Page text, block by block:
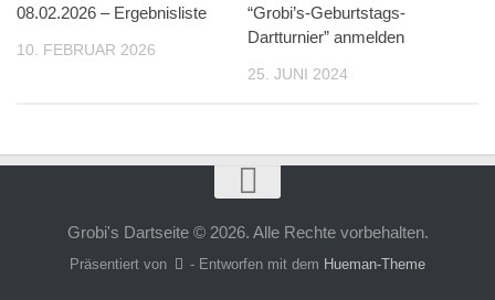
08.02.2026 – Ergebnisliste
10. FEBRUAR 2026
“Grobi’s-Geburtstags-
Dartturnier” anmelden
25. JUNI 2024
Grobi's Dartseite © 2026. Alle Rechte vorbehalten.
Präsentiert von - Entworfen mit dem Hueman-Theme